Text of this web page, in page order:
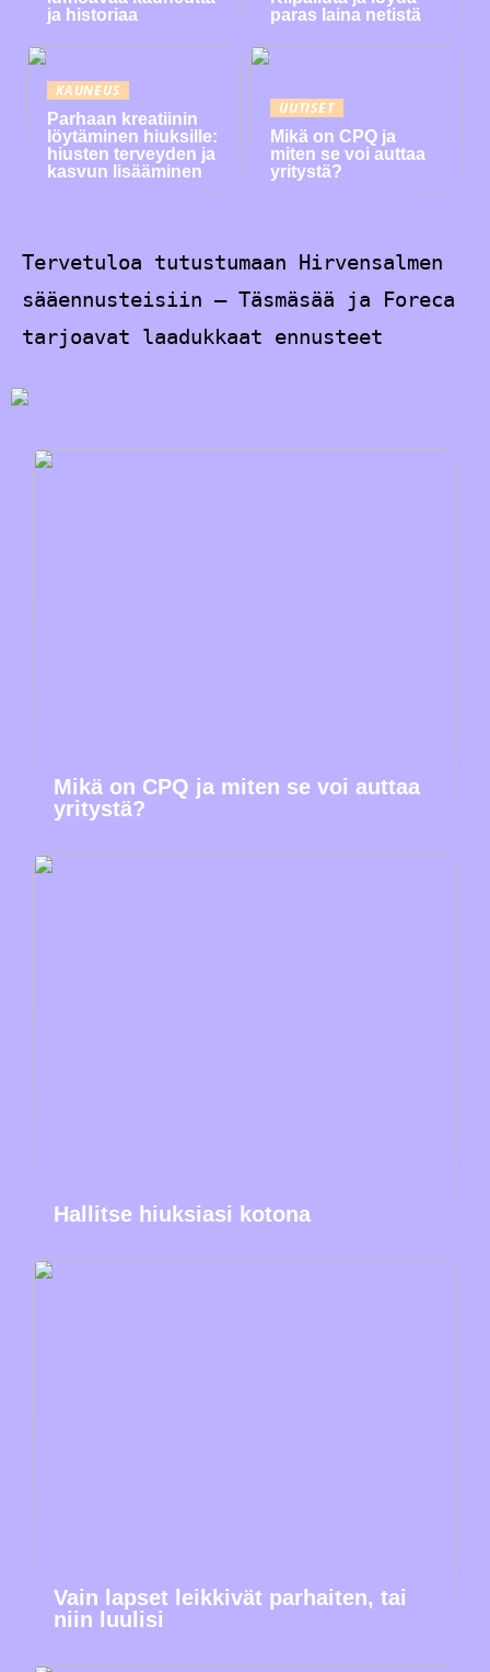
ja historiaa
paras laina netistä
KAUNEUS
Parhaan kreatiinin
löytäminen hiuksille:
hiusten terveyden ja
kasvun lisääminen
UUTISET
Mikä on CPQ ja
miten se voi auttaa
yritystä?
Tervetuloa tutustumaan Hirvensalmen
sääennusteisiin – Täsmäsää ja Foreca
tarjoavat laadukkaat ennusteet
Mikä on CPQ ja miten se voi auttaa
yritystä?
Hallitse hiuksiasi kotona
Vain lapset leikkivät parhaiten, tai
niin luulisi